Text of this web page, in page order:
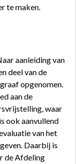
te maken.
aanleiding van
deel van de
opgenomen.
aan de
waar
ook aanvullend
van het
Daarbij is
de Afdeling